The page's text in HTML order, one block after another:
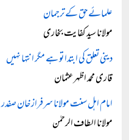
علمائے حق کے ترجمان
مولانا سید کفایت بخاری
دینی تعلق کی ابتدا تو ہے مگر انتہا نہیں
قاری محمد اظہر عثمان
امام اہل سنت مولانا سرفراز خان صفدر
مولانا الطاف الرحمٰن